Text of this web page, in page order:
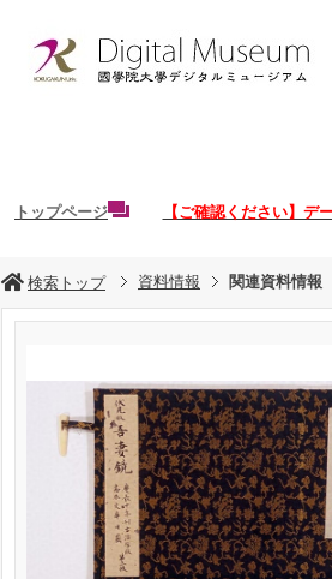
トップページ 【ご確認ください】デ
検索トップ 資料情報 関連資料情報